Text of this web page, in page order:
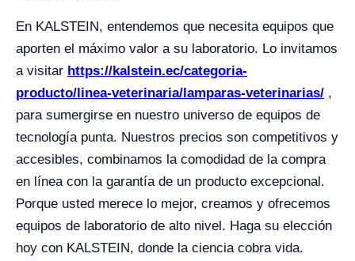
En KALSTEIN, entendemos que necesita equipos que
aporten el máximo valor a su laboratorio. Lo invitamos
a visitar https://kalstein.ec/categoria-
producto/linea-veterinaria/lamparas-veterinarias/ ,
para sumergirse en nuestro universo de equipos de
tecnología punta. Nuestros precios son competitivos y
accesibles, combinamos la comodidad de la compra
en línea con la garantía de un producto excepcional.
Porque usted merece lo mejor, creamos y ofrecemos
equipos de laboratorio de alto nivel. Haga su elección
hoy con KALSTEIN, donde la ciencia cobra vida.